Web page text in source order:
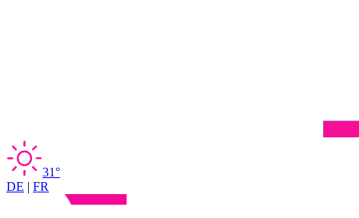
31°
DE | FR